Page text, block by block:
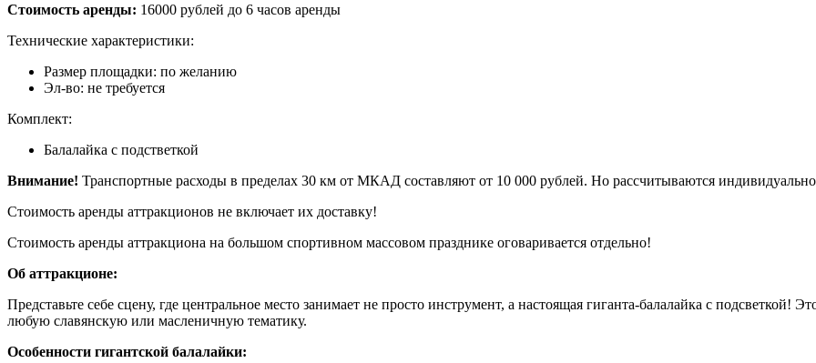
Стоимость аренды: 16000 рублей до 6 часов аренды
Технические характеристики:
Размер площадки: по желанию
Эл-во: не требуется
Комплект:
Балалайка с подстветкой
Внимание! Транспортные расходы в пределах 30 км от МКАД составляют от 10 000 рублей. Но рассчитываются индивидуально
Стоимость аренды аттракционов не включает их доставку!
Стоимость аренды аттракциона на большом спортивном массовом празднике оговаривается отдельно!
Об аттракционе:
Представьте себе сцену, где центральное место занимает не просто инструмент, а настоящая гиганта-балалайка с
любую славянскую или масленичную тематику.
Особенности гигантской балалайки: